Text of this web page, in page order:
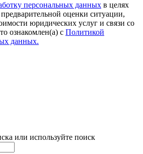
персональных данных в целях
оценки ситуации,
юридических услуг и связи со
ознакомлен(а) с Политикой
данных.
или используйте поиск